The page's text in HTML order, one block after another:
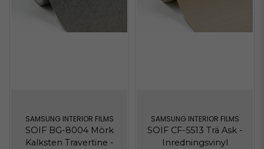
SAMSUNG INTERIOR FILMS
SOIF BG-8004 Mörk
Kalksten Travertine -
SAMSUNG INTERIOR FILMS
SOIF CF-5513 Trä Ask -
Inredningsvinyl